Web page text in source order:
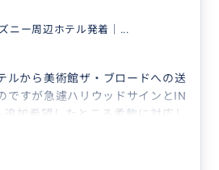
ニー周辺ホテル発着｜...
ルから美術館ザ・ブロードへの送
ですが急遽ハリウッドサインとIN
追加希望したところ柔軟に対応し